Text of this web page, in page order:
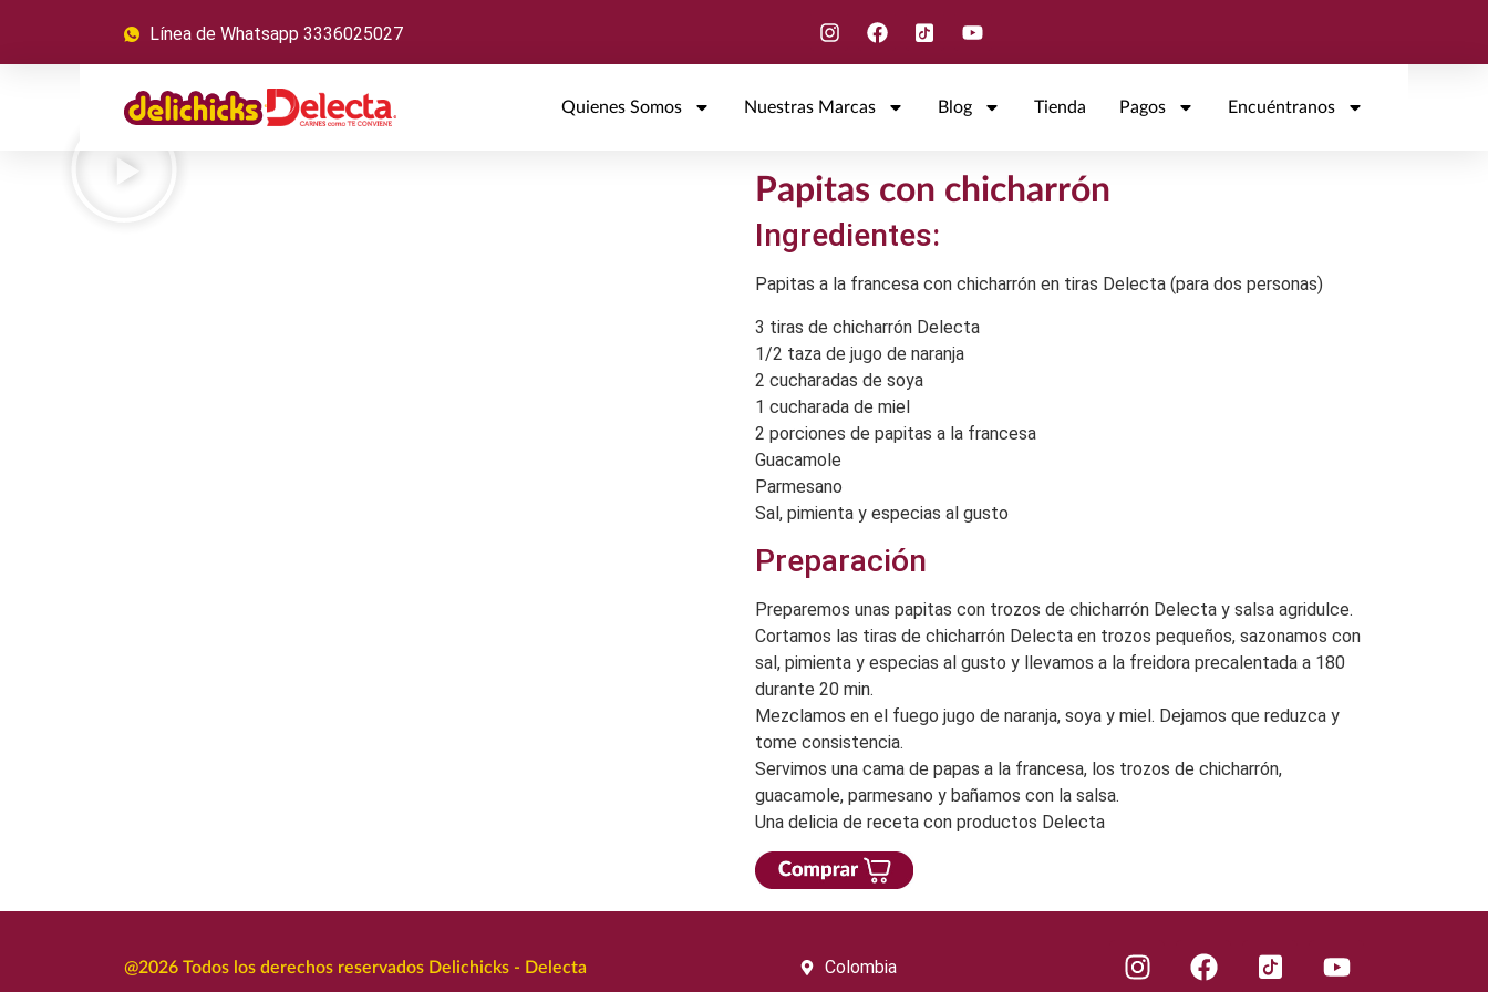
Línea de Whatsapp 3336025027
Quienes Somos Nuestras Marcas Blog Tienda Pagos Encuéntranos
Papitas con chicharrón
Ingredientes:
Papitas a la francesa con chicharrón en tiras Delecta (para dos personas)
3 tiras de chicharrón Delecta
1/2 taza de jugo de naranja
2 cucharadas de soya
1 cucharada de miel
2 porciones de papitas a la francesa
Guacamole
Parmesano
Sal, pimienta y especias al gusto
Preparación
Preparemos unas papitas con trozos de chicharrón Delecta y salsa agridulce.
Cortamos las tiras de chicharrón Delecta en trozos pequeños, sazonamos con
sal, pimienta y especias al gusto y llevamos a la freidora precalentada a 180
durante 20 min.
Mezclamos en el fuego jugo de naranja, soya y miel. Dejamos que reduzca y
tome consistencia.
Servimos una cama de papas a la francesa, los trozos de chicharrón,
guacamole, parmesano y bañamos con la salsa.
Una delicia de receta con productos Delecta
@2026 Todos los derechos reservados Delichicks - Delecta Colombia